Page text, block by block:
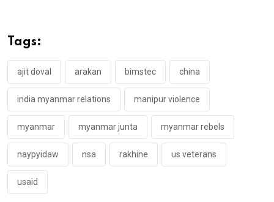
Tags:
ajit doval arakan bimstec china
india myanmar relations manipur violence
myanmar myanmar junta myanmar rebels
naypyidaw nsa rakhine us veterans
usaid